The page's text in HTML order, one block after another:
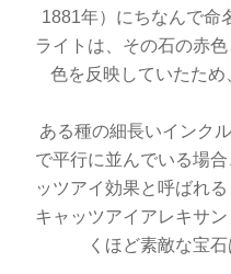
1881年）にちなんで命
ライトは、その石の赤
色を反映していたため
ある種の細長いインク
で平行に並んでいる場
ッツアイ効果と呼ばれ
キャッツアイアレキサ
くほど素敵な宝